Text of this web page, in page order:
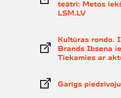
teātrī: Metos
LSM.LV
Kultūras rondo.
Brands Ibsena
Tiekamies ar
Garīgs